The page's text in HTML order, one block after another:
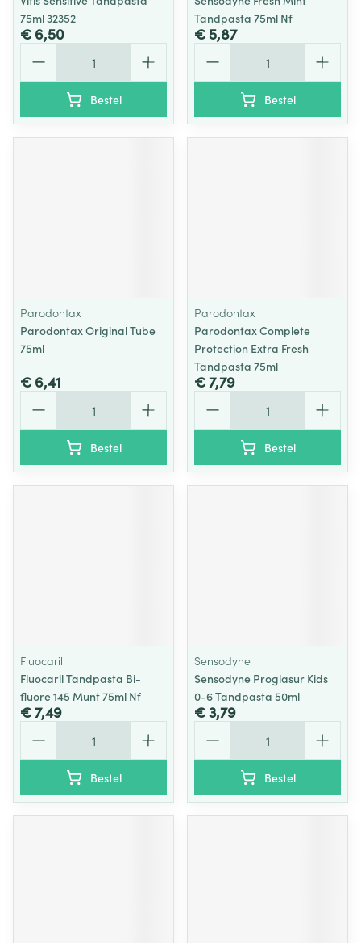
75ml 32352
€ 6,50
Bestel
Tandpasta 75ml Nf
€ 5,87
Bestel
Parodontax
Parodontax Original Tube
75ml
€ 6,41
Bestel
Parodontax
Parodontax Complete
Protection Extra Fresh
Tandpasta 75ml
€ 7,79
Bestel
Fluocaril
Fluocaril Tandpasta Bi-
fluore 145 Munt 75ml Nf
€ 7,49
Bestel
Sensodyne
Sensodyne Proglasur Kids
0-6 Tandpasta 50ml
€ 3,79
Bestel